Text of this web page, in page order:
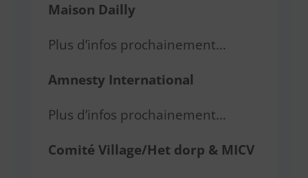
Maison Dailly
Plus d’infos prochainement…
Amnesty International
Plus d’infos prochainement…
Comité Village/Het dorp & MICV